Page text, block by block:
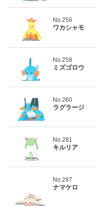
No.256
ワカシャモ
No.258
ミズゴロウ
No.260
ラグラージ
No.281
キルリア
No.287
ナマケロ